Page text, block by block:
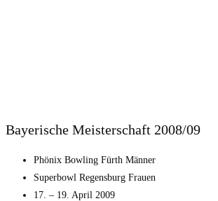
Bayerische Meisterschaft 2008/09
Phönix Bowling Fürth Männer
Superbowl Regensburg Frauen
17. – 19. April 2009